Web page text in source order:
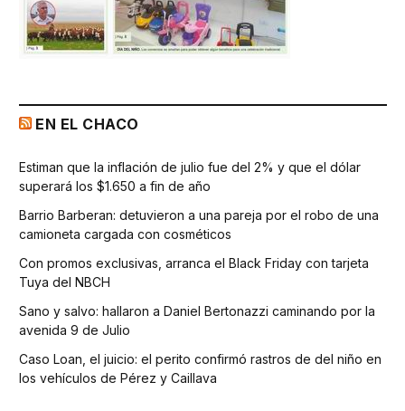
EN EL CHACO
Estiman que la inflación de julio fue del 2% y que el dólar
superará los $1.650 a fin de año
Barrio Barberan: detuvieron a una pareja por el robo de una
camioneta cargada con cosméticos
Con promos exclusivas, arranca el Black Friday con tarjeta
Tuya del NBCH
Sano y salvo: hallaron a Daniel Bertonazzi caminando por la
avenida 9 de Julio
Caso Loan, el juicio: el perito confirmó rastros de del niño en
los vehículos de Pérez y Caillava